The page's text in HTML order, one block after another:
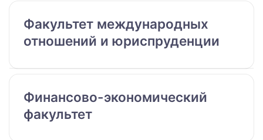
Факультет международных
отношений и юриспруденции
Финансово-экономический
факультет